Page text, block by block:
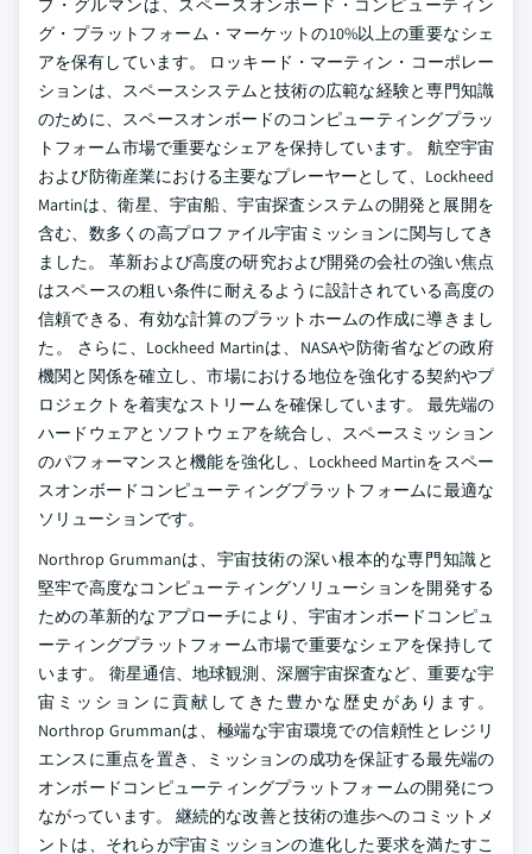
プ・グルマンは、スペースオンボード・コンピューティン
グ・プラットフォーム・マーケットの10%以上の重要なシェ
アを保有しています。 ロッキード・マーティン・コーポレー
ションは、スペースシステムと技術の広範な経験と専門知識
のために、スペースオンボードのコンピューティングプラッ
トフォーム市場で重要なシェアを保持しています。 航空宇宙
および防衛産業における主要なプレーヤーとして、Lockheed
Martinは、衛星、宇宙船、宇宙探査システムの開発と展開を
含む、数多くの高プロファイル宇宙ミッションに関与してき
ました。 革新および高度の研究および開発の会社の強い焦点
はスペースの粗い条件に耐えるように設計されている高度の
信頼できる、有効な計算のプラットホームの作成に導きまし
た。 さらに、Lockheed Martinは、NASAや防衛省などの政府
機関と関係を確立し、市場における地位を強化する契約やプ
ロジェクトを着実なストリームを確保しています。 最先端の
ハードウェアとソフトウェアを統合し、スペースミッション
のパフォーマンスと機能を強化し、Lockheed Martinをスペー
スオンボードコンピューティングプラットフォームに最適な
ソリューションです。
Northrop Grummanは、宇宙技術の深い根本的な専門知識と
堅牢で高度なコンピューティングソリューションを開発する
ための革新的なアプローチにより、宇宙オンボードコンピュ
ーティングプラットフォーム市場で重要なシェアを保持して
います。 衛星通信、地球観測、深層宇宙探査など、重要な宇
宙ミッションに貢献してきた豊かな歴史があります。
Northrop Grummanは、極端な宇宙環境での信頼性とレジリ
エンスに重点を置き、ミッションの成功を保証する最先端の
オンボードコンピューティングプラットフォームの開発につ
ながっています。 継続的な改善と技術の進歩へのコミットメ
ントは、それらが宇宙ミッションの進化した要求を満たすこ